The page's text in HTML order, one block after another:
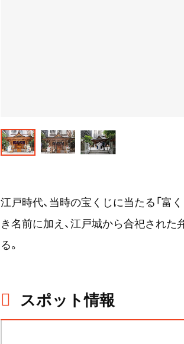
江戸時代、当時の宝くじに当たる「富
き名前に加え、江戸城から合祀され
る。
スポット情報